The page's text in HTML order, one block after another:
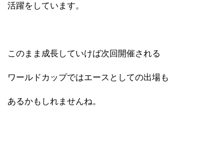
活躍をしています。
このまま成長していけば次回開催される
ワールドカップではエースとしての出場も
あるかもしれませんね。